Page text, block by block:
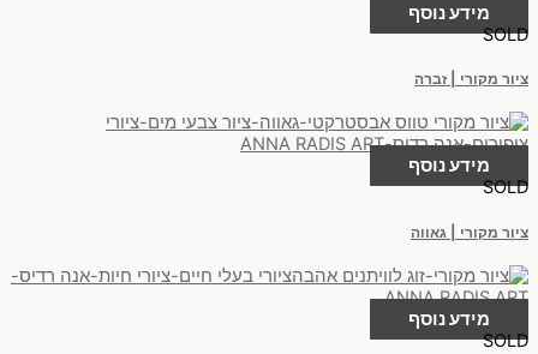
מידע נוסף
SOLD
ציור מקורי | זברה
מידע נוסף
SOLD
ציור מקורי | גאווה
מידע נוסף
SOLD